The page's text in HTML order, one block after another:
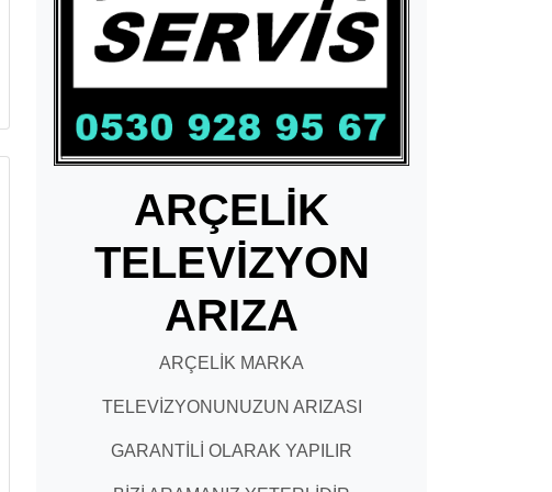
ARÇELİK
TELEVİZYON
ARIZA
ARÇELİK MARKA
TELEVİZYONUNUZUN ARIZASI
GARANTİLİ OLARAK YAPILIR